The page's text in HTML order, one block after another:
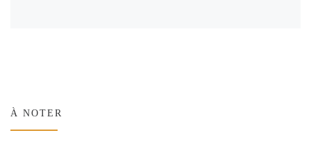
À NOTER